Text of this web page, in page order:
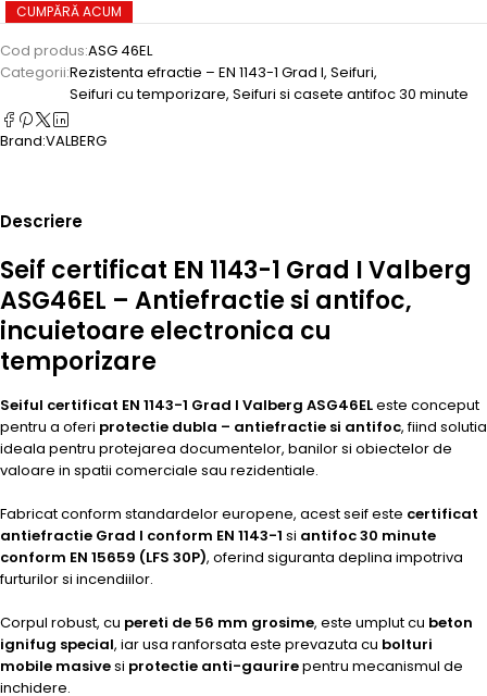
CUMPĂRĂ ACUM
Cod produs:ASG 46EL
Categorii:Rezistenta efractie – EN 1143-1 Grad I, Seifuri,
Seifuri cu temporizare, Seifuri si casete antifoc 30 minute
Brand:VALBERG
Descriere
Seif certificat EN 1143-1 Grad I Valberg
ASG46EL – Antiefractie si antifoc,
incuietoare electronica cu
temporizare
Seiful certificat EN 1143-1 Grad I Valberg ASG46ELeste conceput
pentru a oferi protectie dubla – antiefractie si antifoc, fiind solutia
ideala pentru protejarea documentelor, banilor si obiectelor de
valoare in spatii comerciale sau rezidentiale.
Fabricat conform standardelor europene, acest seif este certificat
antiefractie Grad I conform EN 1143-1 si antifoc 30 minute
conform EN 15659 (LFS 30P), oferind siguranta deplina impotriva
furturilor si incendiilor.
Corpul robust, cu pereti de 56 mm grosime, este umplut cu beton
ignifug special, iar usa ranforsata este prevazuta cu bolturi
mobile masivesi protectie anti-gaurirepentru mecanismul de
inchidere.